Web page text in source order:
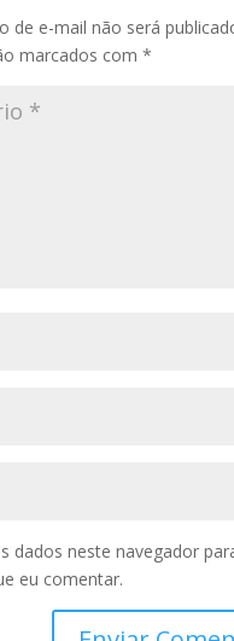
de e-mail não será
marcados com *
dados neste navegador
eu comentar.